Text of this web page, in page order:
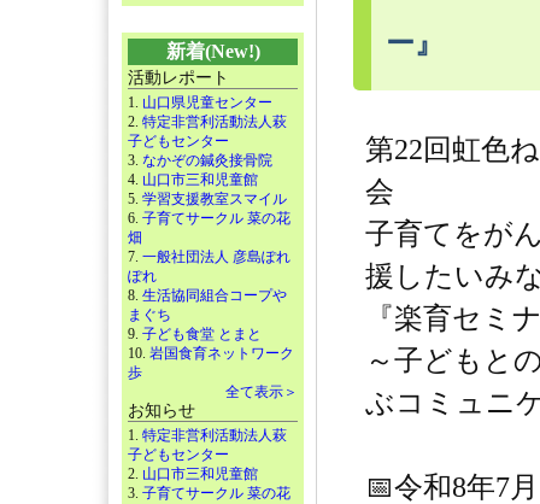
新着(New!)
活動レポート
1. 山口県児童センター
2. 特定非営利活動法人萩
子どもセンター
3. なかぞの鍼灸接骨院
4. 山口市三和児童館
5. 学習支援教室スマイル
6. 子育てサークル 菜の花
畑
7. 一般社団法人 彦島ぽれ
ぽれ
8. 生活協同組合コープや
まぐち
9. 子ども食堂 とまと
10. 岩国食育ネットワーク
歩
全て表示＞
お知らせ
1. 特定非営利活動法人萩
子どもセンター
2. 山口市三和児童館
3. 子育てサークル 菜の花
ー』
第22回虹色
会
子育てをが
援したいみ
『楽育セミ
～子どもと
ぶコミュニ
📅令和8年7